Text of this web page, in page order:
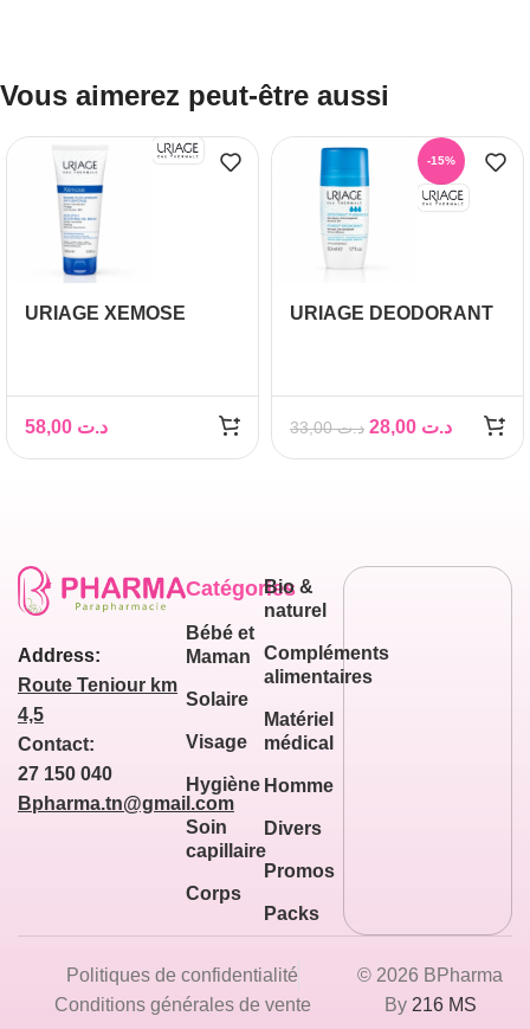
Vous aimerez peut-être aussi
URIAGE XEMOSE
د.ت
-15%
URIAGE DEODORANT
د.ت33,00 د.ت
Address:
Route Teniour km
4,5
Contact:
27 150 040
Bpharma.tn@gmail.com
Catégories
Bébé et
Maman
Solaire
Visage
Hygiène
Soin
capillaire
Corps
Bio &
naturel
Compléments
alimentaires
Matériel
médical
Homme
Divers
Promos
Packs
© 2026 BPharma
By 216 MS
Politiques de confidentialité
Conditions générales de vente